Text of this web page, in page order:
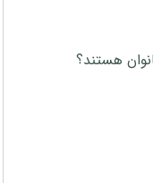
هستند؟